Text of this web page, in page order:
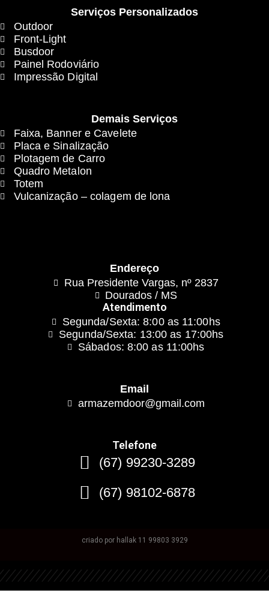
Serviços Personalizados
Outdoor
Front-Light
Busdoor
Painel Rodoviário
Impressão Digital
Demais Serviços
Faixa, Banner e Cavelete
Placa e Sinalização
Plotagem de Carro
Quadro Metalon
Totem
Vulcanização – colagem de lona
Endereço
Rua Presidente Vargas, nº 2837
Dourados / MS
Atendimento
Segunda/Sexta: 8:00 as 11:00hs
Segunda/Sexta: 13:00 as 17:00hs
Sábados: 8:00 as 11:00hs
Email
armazemdoor@gmail.com
Telefone
(67) 99230-3289
(67) 98102-6878
criado por hallak 11 99803 3929